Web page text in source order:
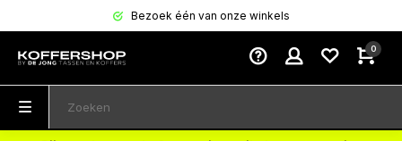
Bezoek één van onze winkels
0